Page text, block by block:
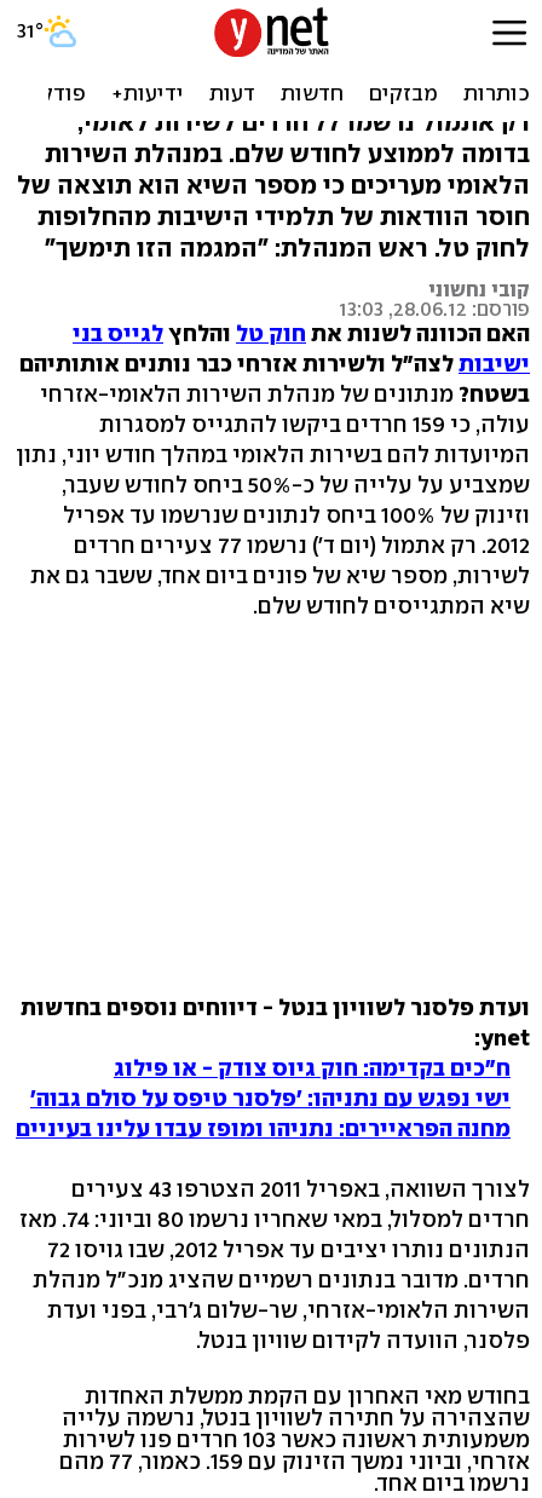
חוששים מגיוס: זינוק בפניות
חרדים לשירות אזרחי
רק אתמול נרשמו 77 חרדים לשירות לאומי,
בדומה לממוצע לחודש שלם. במנהלת השירות
הלאומי מעריכים כי מספר השיא הוא תוצאה של
חוסר הוודאות של תלמידי הישיבות מהחלופות
לחוק טל. ראש המנהלת: "המגמה הזו תימשך"
קובי נחשוני
פורסם: 28.06.12, 13:03
האם הכוונה לשנות את חוק טל והלחץלגייס בני
ישיבותלצה"ל ולשירות אזרחי כבר נותנים אותותיהם
בשטח? מנתונים של מנהלת השירות הלאומי-אזרחי
עולה, כי 159 חרדים ביקשו להתגייס למסגרות
המיועדות להם בשירות הלאומי במהלך חודש יוני, נתון
שמצביע על עלייה של כ-50% ביחס לחודש שעבר,
וזינוק של 100% ביחס לנתונים שנרשמו עד אפריל
2012. רק אתמול (יום ד') נרשמו 77 צעירים חרדים
לשירות, מספר שיא של פונים ביום אחד, ששבר גם את
שיא המתגייסים לחודש שלם.
ועדת פלסנר לשוויון בנטל - דיווחים נוספים בחדשות
ynet:
ח"כים בקדימה: חוק גיוס צודק - או פילוג
ישי נפגש עם נתניהו: 'פלסנר טיפס על סולם גבוה'
מחנה הפראיירים: נתניהו ומופז עבדו עלינו בעיניים
לצורך השוואה, באפריל 2011 הצטרפו 43 צעירים
חרדים למסלול, במאי שאחריו נרשמו 80 וביוני: 74. מאז
הנתונים נותרו יציבים עד אפריל 2012, שבו גויסו 72
חרדים. מדובר בנתונים רשמיים שהציג מנכ"ל מנהלת
השירות הלאומי-אזרחי, שר-שלום ג'רבי, בפני ועדת
פלסנר, הוועדה לקידום שוויון בנטל.
בחודש מאי האחרון עם הקמת ממשלת האחדות
שהצהירה על חתירה לשוויון בנטל, נרשמה עלייה
משמעותית ראשונה כאשר 103 חרדים פנו לשירות
אזרחי, וביוני נמשך הזינוק עם 159. כאמור, 77 מהם
נרשמו ביום אחד.